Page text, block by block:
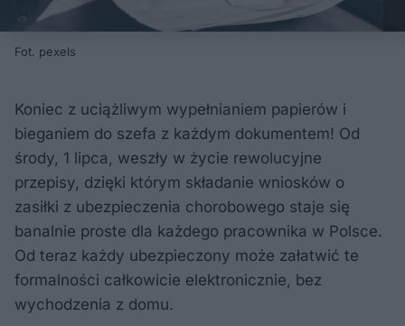
Fot. pexels
Koniec z uciążliwym wypełnianiem papierów i
bieganiem do szefa z każdym dokumentem! Od
środy, 1 lipca, weszły w życie rewolucyjne
przepisy, dzięki którym składanie wniosków o
zasiłki z ubezpieczenia chorobowego staje się
banalnie proste dla każdego pracownika w Polsce.
Od teraz każdy ubezpieczony może załatwić te
formalności całkowicie elektronicznie, bez
wychodzenia z domu.